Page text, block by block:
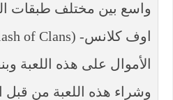
واسع بين مختلف طبقات
الأموال على هذه اللعبة
وشراء هذه اللعبة من قبل